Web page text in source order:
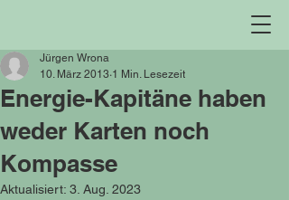
Energie-Kapitäne haben
weder Karten noch
Kompasse
Jürgen Wrona
10. März 2013 1 Min. Lesezeit
Aktualisiert: 3. Aug. 2023